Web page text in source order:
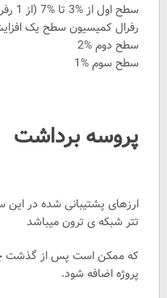
رفرال کمیسیون سطح یک افزایش
سطح دوم %2
سطح سوم %1
پروسه برداشت
ارزهای پشتیبانی شده در
تتر شبکه ی ترون میباشد
که ممکن است پس از گذشت
پروژه اضافه شود.